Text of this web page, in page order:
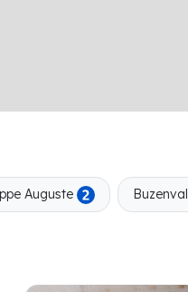
Auguste Buzenval